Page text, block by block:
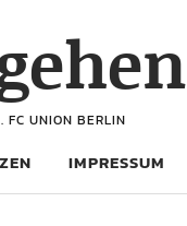
FC UNION BERLIN
IMPRESSUM